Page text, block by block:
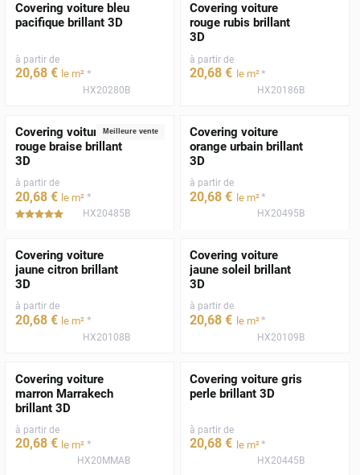
Covering voiture bleu
pacifique brillant 3D
à partir de
20,68 € le m² *
HX20280B
Covering voiture
rouge rubis brillant
3D
à partir de
20,68 € le m²*
HX20186B
Meilleure vente
Covering voiture
rouge braise brillant
3D
à partir de
20,68 € le m² *
*****HX20485B
Covering voiture
orange urbain brillant
3D
à partir de
20,68 € le m²*
HX20495B
Covering voiture
jaune citron brillant
3D
à partir de
20,68 € le m² *
HX20108B
Covering voiture
jaune soleil brillant
3D
à partir de
20,68 € le m²*
HX20109B
Covering voiture
marron Marrakech
brillant 3D
à partir de
20,68 € le m² *
HX20MMAB
Covering voiture gris
perle brillant 3D
à partir de
20,68 € le m²*
HX20445B